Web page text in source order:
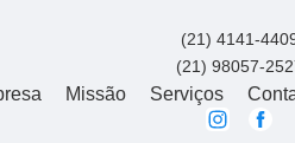
(21) 4141-
(21) 98057-
Missão Serviços